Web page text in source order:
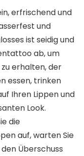
erfrischend und
und
ist seidig und
ab, um
erhalten, der
essen, trinken
Ihren Lippen und
Look.
die
auf, warten Sie
Überschuss